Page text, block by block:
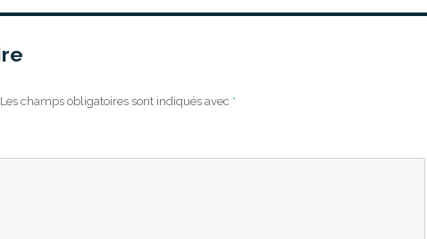
Les champs obligatoires sont indiqués avec *